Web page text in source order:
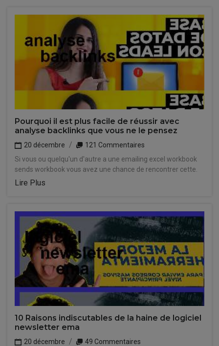
Pourquoi il est plus facile de réussir avec
analyse backlinks que vous ne le pensez
20 décembre
121 Commentaires
Si vous ou quelqu'un d'autre a une emailing excel workbook
sends workbook vous avez une chance de rencontrer cette.
Lire Plus
10 Raisons indiscutables de la haine de logiciel
newsletter ema
20 décembre
49 Commentaires